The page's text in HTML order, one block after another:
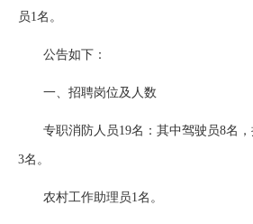
员1名。
公告如下：
一、招聘岗位及人数
专职消防人员19名：其中驾驶员8名，
3名。
农村工作助理员1名。